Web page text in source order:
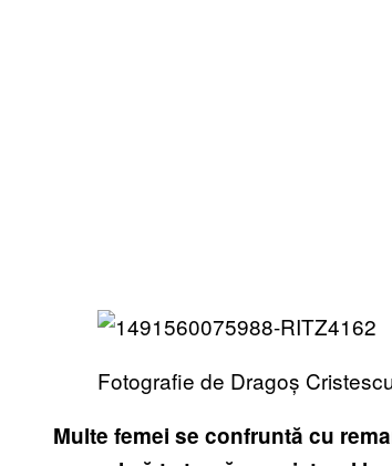
Fotografie de Dragoș
Multe femei se confruntă cu